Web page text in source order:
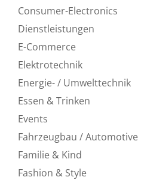
Consumer-Electronics
Dienstleistungen
E-Commerce
Elektrotechnik
Energie- / Umwelttechnik
Essen & Trinken
Events
Fahrzeugbau / Automotive
Familie & Kind
Fashion & Style